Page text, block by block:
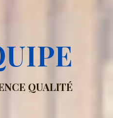
QUALITÉ